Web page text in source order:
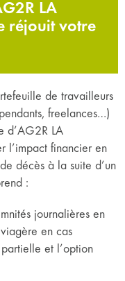
LA
réjouit votre
de travailleurs
freelances…)
d’AG2R LA
l’impact financier en
décès à la suite d’un
:
journalières en
en cas
et l’option